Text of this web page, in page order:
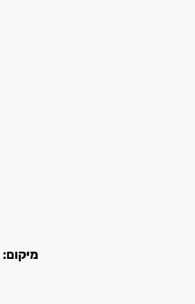
מיקום: